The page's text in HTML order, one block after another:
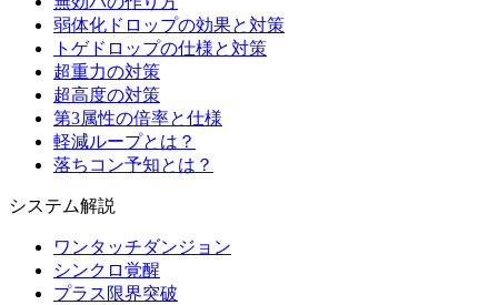
弱体化ドロップの効果と対策
トゲドロップの仕様と対策
超重力の対策
超高度の対策
第3属性の倍率と仕様
軽減ループとは？
落ちコン予知とは？
システム解説
ワンタッチダンジョン
シンクロ覚醒
プラス限界突破